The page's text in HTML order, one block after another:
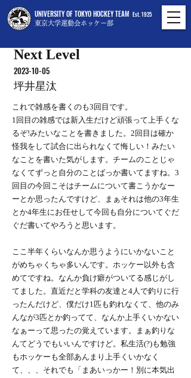
UNIVERSITY OF TOKYO HOCKEY TEAM
東京大学運動会ホッケー部
Est. 1925
Next Level
2023-10-05
坪井星汰
これで雑感を書くのも3回目です。
1回目の雑感では新入生だけど頑張って上手くな
るぞ!みたいなことを書きました。2回目は確か
怪我をして試合に出られなくて悔しい！みたい
なことを書いた気がします。チームのことじゃ
なくてずっと自分のことばっか書いてますね。3
回目の今回こそはチームについて書こうかなー
ーとか思ったんですけど、まぁそれは他の3年生
とか4年生にお任せして今回も自分についてぐだ
ぐだ書いてやろうと思います。
ここ半年くらいなんか思うようにいかないこと
がめちゃくちゃ多いんです。ホッケー以外も含
めてですね。なんか負け癖がついてる感じがし
てました。直近だと学科の友達と4人で釣りに行
ったんだけど、僕だけ1匹も釣れなくて、他のみ
んなが3匹とか釣ってて、なんか上手くいかない
なぁーって思ったの覚えています。まぁ釣りな
んてどうでもいいんですけど。私生活(?)も勉強
もホッケーも全部あんまり上手くいかなく
て、、、それでも「まあいっかー！別に本気出